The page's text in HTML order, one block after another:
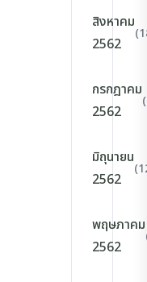
สิงหาคม
2562
กรกฎาคม
2562
มิถุนายน
2562
พฤษภาคม
2562